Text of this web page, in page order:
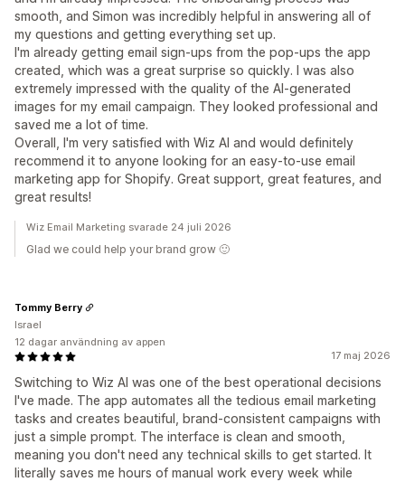
smooth, and Simon was incredibly helpful in answering all of
my questions and getting everything set up.
I'm already getting email sign-ups from the pop-ups the app
created, which was a great surprise so quickly. I was also
extremely impressed with the quality of the AI-generated
images for my email campaign. They looked professional and
saved me a lot of time.
Overall, I'm very satisfied with Wiz AI and would definitely
recommend it to anyone looking for an easy-to-use email
marketing app for Shopify. Great support, great features, and
great results!
Wiz Email Marketing svarade 24 juli 2026
Glad we could help your brand grow 🙂
17 maj 2026
Switching to Wiz AI was one of the best operational decisions
I've made. The app automates all the tedious email marketing
tasks and creates beautiful, brand-consistent campaigns with
just a simple prompt. The interface is clean and smooth,
meaning you don't need any technical skills to get started. It
literally saves me hours of manual work every week while
Tommy Berry
Israel
12 dagar användning av appen